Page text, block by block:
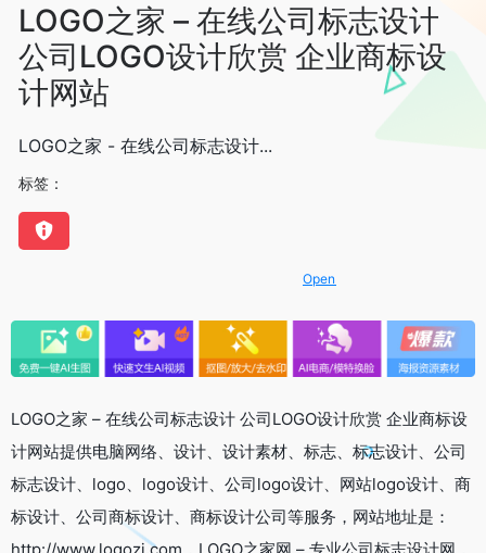
LOGO之家 – 在线公司标志设计
公司LOGO设计欣赏 企业商标设
计网站
LOGO之家 - 在线公司标志设计...
标签：
OpenIAPI，一站式大模型API聚合
LOGO之家 – 在线公司标志设计 公司LOGO设计欣赏 企业商标设
计网站提供电脑网络、设计、设计素材、标志、标志设计、公司
标志设计、logo、logo设计、公司logo设计、网站logo设计、商
标设计、公司商标设计、商标设计公司等服务，网站地址是：